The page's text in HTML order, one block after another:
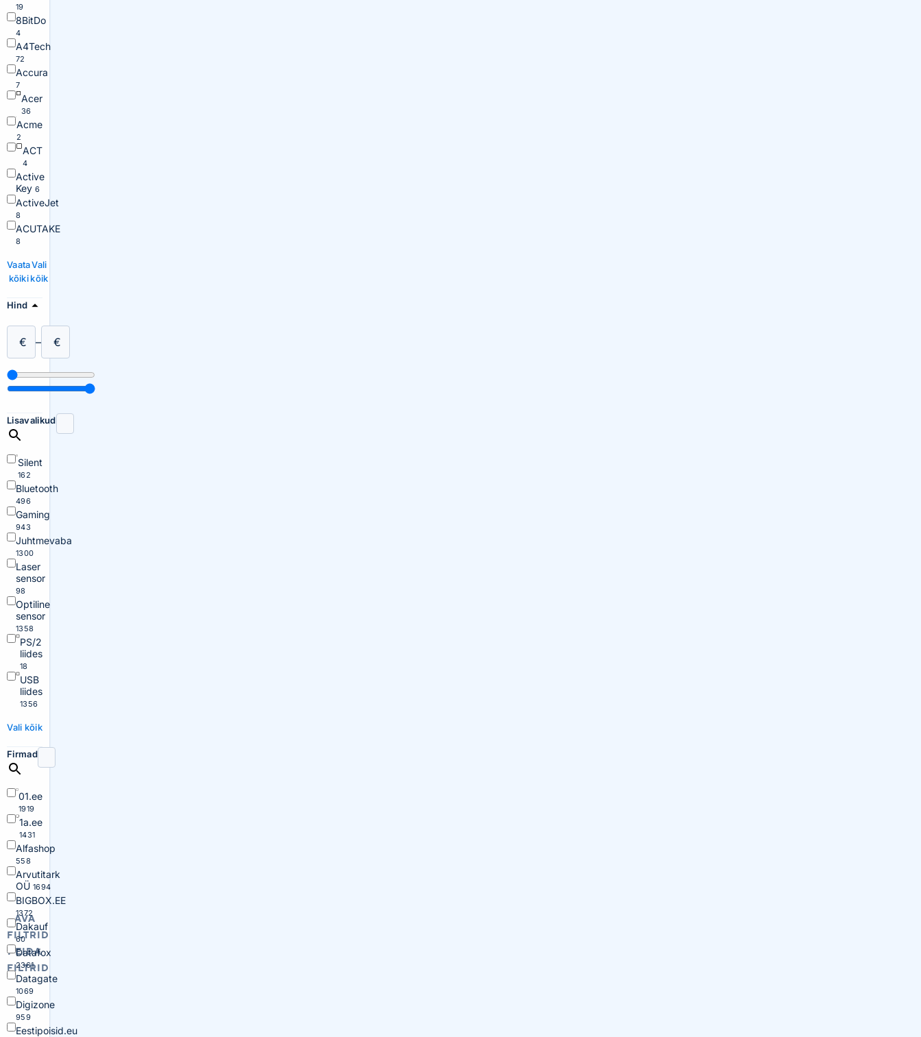
AVA
FILTRID
PEIDA
FILTRID
19
8BitDo
4
A4Tech
72
Accura
7
Acer
36
Acme
2
ACT
4
Active
Key 6
ActiveJet
8
ACUTAKE
8
Vaata
kõiki
Vali
kõik
Hind
€ – €
Lisavalikud
Silent
162
Bluetooth
496
Gaming
943
Juhtmevaba
1300
Laser
sensor
98
Optiline
sensor
1358
PS/2
liides
18
USB
liides
1356
Vali kõik
Firmad
01.ee
1919
1a.ee
1431
Alfashop
558
Arvutitark
OÜ 1694
BIGBOX.EE
1372
Dakauf
60
Datafox
2361
Datagate
1069
Digizone
959
Eestipoisid.eu